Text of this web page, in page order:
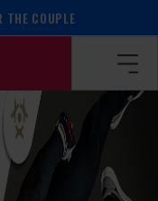
THE COUPLE
Martin Kristensen camp!